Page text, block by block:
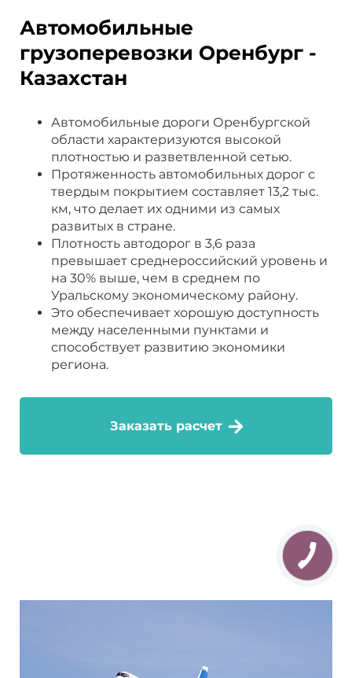
Автомобильные
грузоперевозки Оренбург -
Казахстан
Автомобильные дороги Оренбургской
области характеризуются высокой
плотностью и разветвленной сетью.
Протяженность автомобильных дорог с
твердым покрытием составляет 13,2 тыс.
км, что делает их одними из самых
развитых в стране.
Плотность автодорог в 3,6 раза
превышает среднероссийский уровень и
на 30% выше, чем в среднем по
Уральскому экономическому району.
Это обеспечивает хорошую доступность
между населенными пунктами и
способствует развитию экономики
региона.
Заказать расчет
КНОПКА
СВЯЗИ